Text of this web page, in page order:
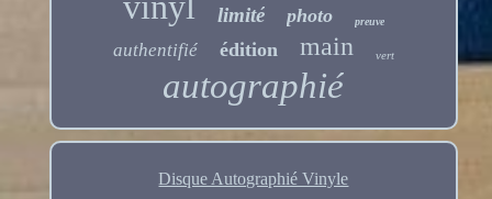
limité photo preuve
authentifié édition main vert
autographié
Disque Autographié Vinyle